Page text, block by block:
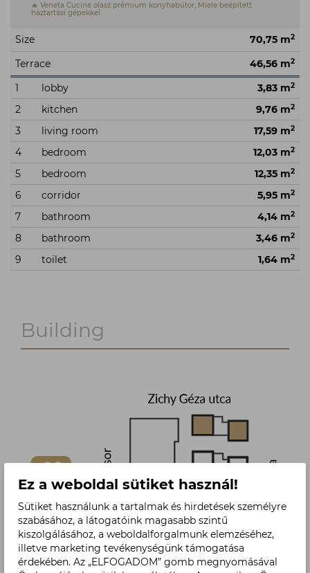
🔥 Veneta Cucine olasz prémium konyhabútor, Miele beépített
háztartási gépekkel
Size 70,75 m2
Terrace 46,56 m2
1 lobby 3,83 m2
2 kitchen 9,76 m2
3 living room 17,59 m2
4 bedroom 12,03 m2
5 bedroom 12,35 m2
6 corridor 5,95 m2
7 bathroom 4,14 m2
8 bathroom 3,46 m2
9 toilet 1,64 m2
Building
Ez a weboldal sütiket használ!
Sütiket használunk a tartalmak és hirdetések személyre
szabásához, a látogatóink magasabb szintű
kiszolgálásához, a weboldalforgalmunk elemzéséhez,
illetve marketing tevékenységünk támogatása
érdekében. Az „ELFOGADOM” gomb megnyomásával